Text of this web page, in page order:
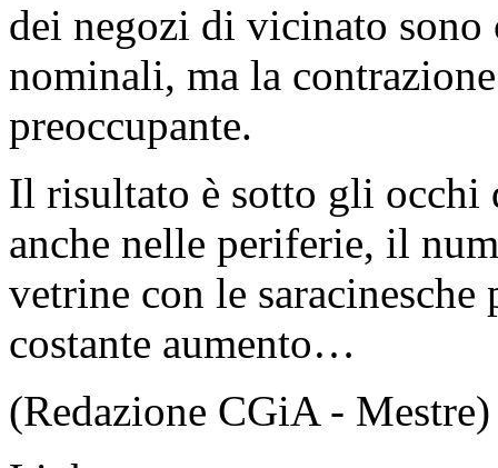
dei negozi di vicinato
nominali, ma la
preoccupante.
Il risultato è sotto gli
anche nelle periferie, il
vetrine con le saracinesche
costante aumento…
(Redazione CGiA - Mestre)